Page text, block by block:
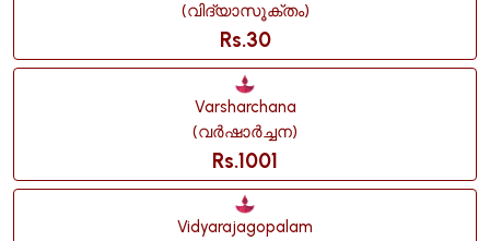
(വിദ്യാസൂക്തം)
Rs.30
Varsharchana
(വർഷാർച്ചന)
Rs.1001
Vidyarajagopalam